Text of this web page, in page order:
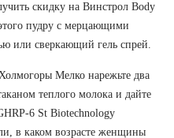
скидку на Винстрол Body
пудру с мерцающими
или сверкающий гель спрей.
Мелко нарежьте два
теплого молока и дайте
6 St Biotechnology
в каком возрасте женщины